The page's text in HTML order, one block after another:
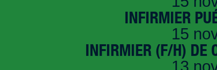
INFIRMIER
15
INFIRMIER (F/H) DE